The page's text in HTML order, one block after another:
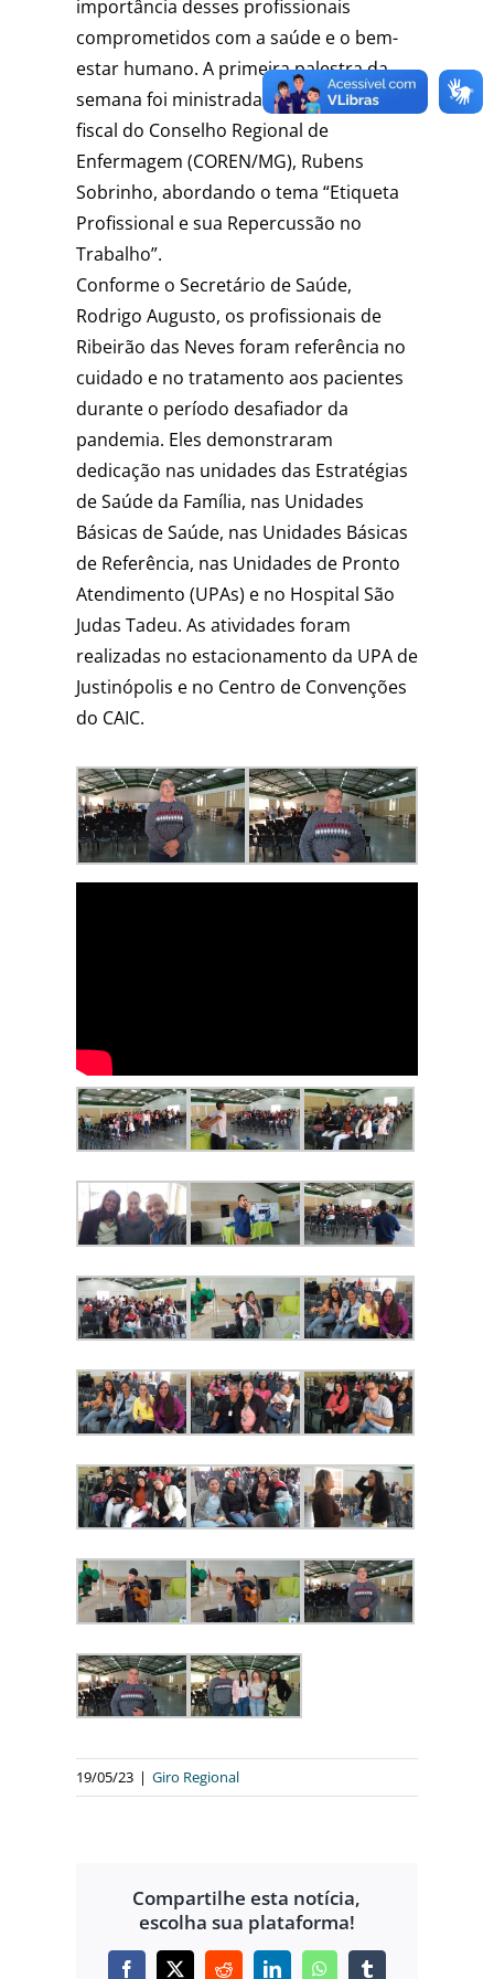
importância desses profissionais
comprometidos com a saúde e o bem-
estar humano. A primeira palestra da
semana foi ministrada pelo enfermeiro e
fiscal do Conselho Regional de
Enfermagem (COREN/MG), Rubens
Sobrinho, abordando o tema “Etiqueta
Profissional e sua Repercussão no
Trabalho”.
Conforme o Secretário de Saúde,
Rodrigo Augusto, os profissionais de
Ribeirão das Neves foram referência no
cuidado e no tratamento aos pacientes
durante o período desafiador da
pandemia. Eles demonstraram
dedicação nas unidades das Estratégias
de Saúde da Família, nas Unidades
Básicas de Saúde, nas Unidades Básicas
de Referência, nas Unidades de Pronto
Atendimento (UPAs) e no Hospital São
Judas Tadeu. As atividades foram
realizadas no estacionamento da UPA de
Justinópolis e no Centro de Convenções
do CAIC.
19/05/23 | Giro Regional
Compartilhe esta notícia,
escolha sua plataforma!